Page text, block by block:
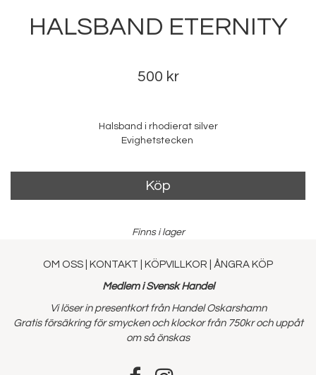
HALSBAND ETERNITY
500 kr
Halsband i rhodierat silver
Evighetstecken
Köp
Finns i lager
OM OSS KONTAKT KÖPVILLKOR ÅNGRA KÖP
Medlem i Svensk Handel
Vi löser in presentkort från Handel Oskarshamn
Gratis försäkring för smycken och klockor från 750kr och uppåt
om så önskas